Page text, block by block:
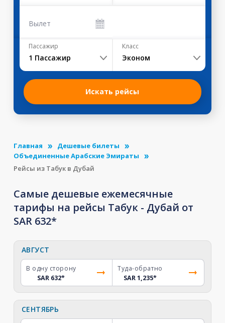
Вылет
Пассажир
1 Пассажир
Класс
Эконом
Искать рейсы
Главная
Дешевые билеты
Объединенные Арабские Эмираты
Рейсы из Табук в Дубай
Самые дешевые ежемесячные
тарифы на рейсы Табук - Дубай от
SAR 632*
АВГУСТ
В одну сторону
SAR 632*
Туда-обратно
SAR 1,235*
СЕНТЯБРЬ